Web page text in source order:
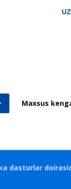
UZ
Maxsus
dasturlar